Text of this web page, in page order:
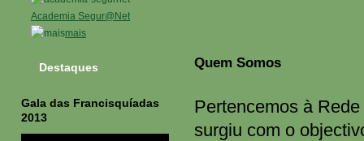
Academia Segur@Net
mais
Quem Somos
Pertencemos à
surgiu com o
Destaques
Gala das Francisquíadas
2013